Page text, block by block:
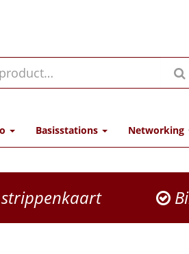
Basisstations Networking